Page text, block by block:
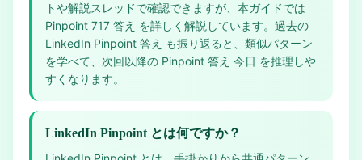
トや解説スレッドで確認できますが、本ガイドでは
Pinpoint 717 答え を詳しく解説しています。過去の
LinkedIn Pinpoint 答え も振り返ると、類似パターン
を学べて、次回以降の Pinpoint 答え 今日 を推理しや
すくなります。
LinkedIn Pinpoint とは何ですか？